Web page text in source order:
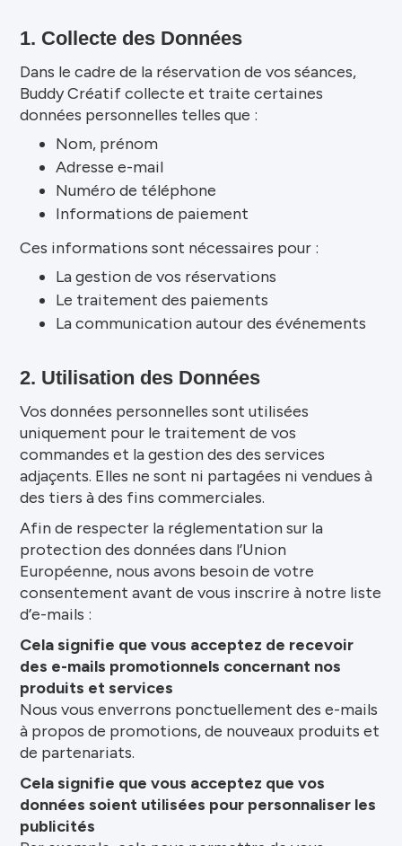
1. Collecte des Données
Dans le cadre de la réservation de vos séances,
Buddy Créatif collecte et traite certaines
données personnelles telles que :
Nom, prénom
Adresse e-mail
Numéro de téléphone
Informations de paiement
Ces informations sont nécessaires pour :
La gestion de vos réservations
Le traitement des paiements
La communication autour des événements
2. Utilisation des Données
Vos données personnelles sont utilisées
uniquement pour le traitement de vos
commandes et la gestion des des services
adjaçents. Elles ne sont ni partagées ni vendues à
des tiers à des fins commerciales.
Afin de respecter la réglementation sur la
protection des données dans l’Union
Européenne, nous avons besoin de votre
consentement avant de vous inscrire à notre liste
d’e-mails :
Cela signifie que vous acceptez de recevoir
des e-mails promotionnels concernant nos
produits et services
Nous vous enverrons ponctuellement des e-mails
à propos de promotions, de nouveaux produits et
de partenariats.
Cela signifie que vous acceptez que vos
données soient utilisées pour personnaliser les
publicités